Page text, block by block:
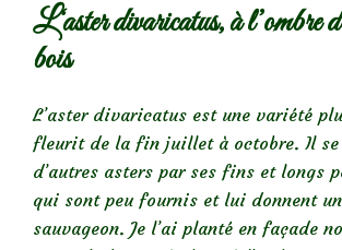
L‘aster divaricatus, à l’ombre
bois
L’aster divaricatus est une variété
fleurit de la fin juillet à octobre. Il
d’autres asters par ses fins et longs
qui sont peu fournis et lui donnent
sauvageon. Je l’ai planté en façade